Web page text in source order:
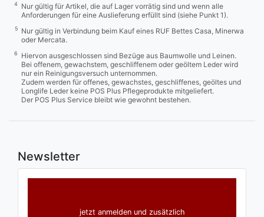
4
Nur gültig für Artikel, die auf Lager vorrätig sind und wenn alle
Anforderungen für eine Auslieferung erfüllt sind (siehe Punkt 1).
5
Nur gültig in Verbindung beim Kauf eines RUF Bettes Casa, Minerwa
oder Mercata.
6
Hiervon ausgeschlossen sind Bezüge aus Baumwolle und Leinen.
Bei offenem, gewachstem, geschliffenem oder geöltem Leder wird
nur ein Reinigungsversuch unternommen.
Zudem werden für offenes, gewachstes, geschliffenes, geöltes und
Longlife Leder keine POS Plus Pflegeprodukte mitgeliefert.
Der POS Plus Service bleibt wie gewohnt bestehen.
Newsletter
jetzt anmelden und zusätzlich